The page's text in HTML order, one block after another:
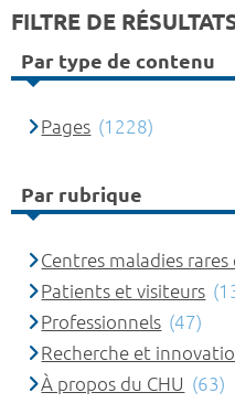
FILTRE DE
Par type de contenu
Pages (1228)
Par rubrique
Centres maladies
Patients et visiteurs
Professionnels (47)
Recherche et
À propos du CHU (63)